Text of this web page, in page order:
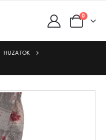
0
HUZATOK